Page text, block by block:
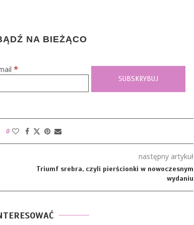
NA BIEŻĄCO
*
0
następny artykuł
Triumf srebra, czyli pierścionki w nowoczesnym
wydaniu